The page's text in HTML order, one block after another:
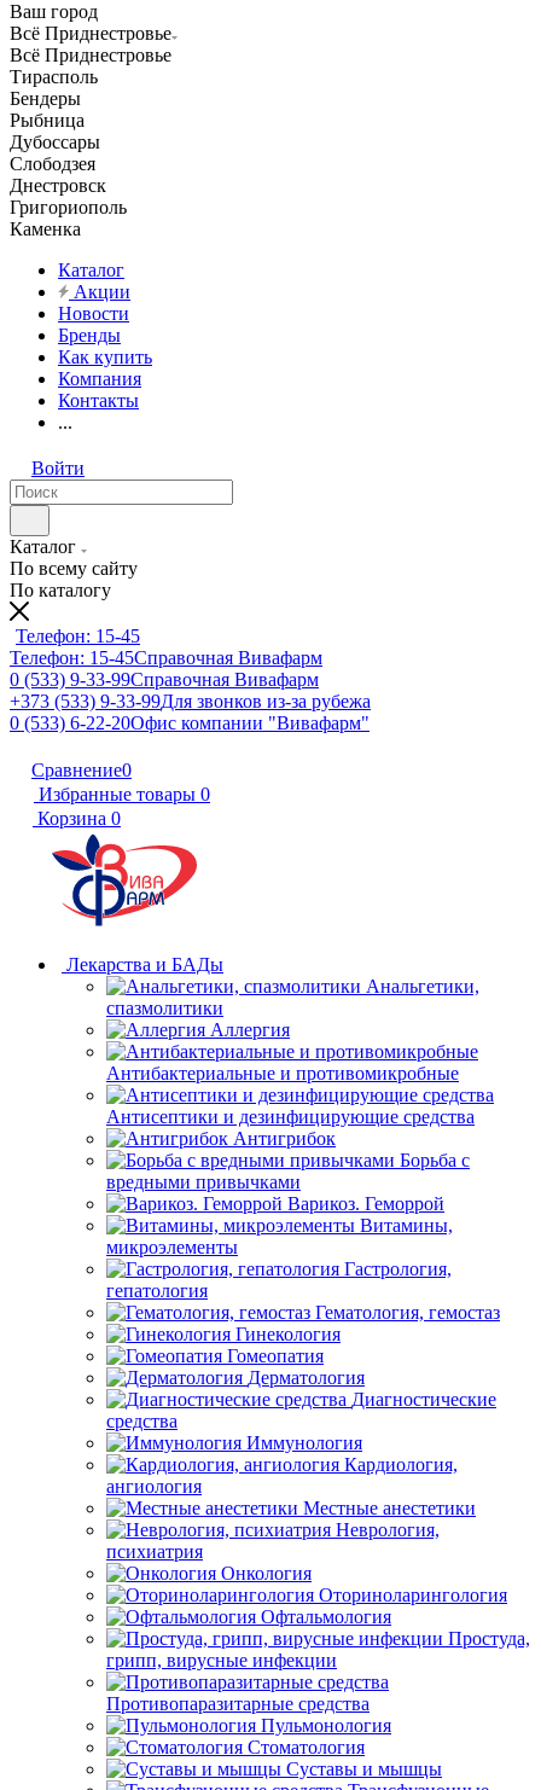
Ваш город
Всё Приднестровье
Всё Приднестровье
Тирасполь
Бендеры
Рыбница
Дубоссары
Слободзея
Днестровск
Григориополь
Каменка
Каталог
Акции
Новости
Бренды
Как купить
Компания
Контакты
...
Войти
Каталог
По всему сайту
По каталогу
Телефон: 15-45
Телефон: 15-45Справочная Вивафарм
0 (533) 9-33-99Справочная Вивафарм
+373 (533) 9-33-99Для звонков из-за рубежа
0 (533) 6-22-20Офис компании "Вивафарм"
Сравнение0
Избранные товары 0
Корзина 0
Лекарства и БАДы
Анальгетики,
спазмолитики
Аллергия
Антибактериальные и противомикробные
Антисептики и дезинфицирующие средства
Антигрибок
Борьба с
вредными привычками
Варикоз. Геморрой
Витамины,
микроэлементы
Гастрология,
гепатология
Гематология, гемостаз
Гинекология
Гомеопатия
Дерматология
Диагностические
средства
Иммунология
Кардиология,
ангиология
Местные анестетики
Неврология,
психиатрия
Онкология
Оториноларингология
Офтальмология
Простуда,
грипп, вирусные инфекции
Противопаразитарные средства
Пульмонология
Стоматология
Суставы и мышцы